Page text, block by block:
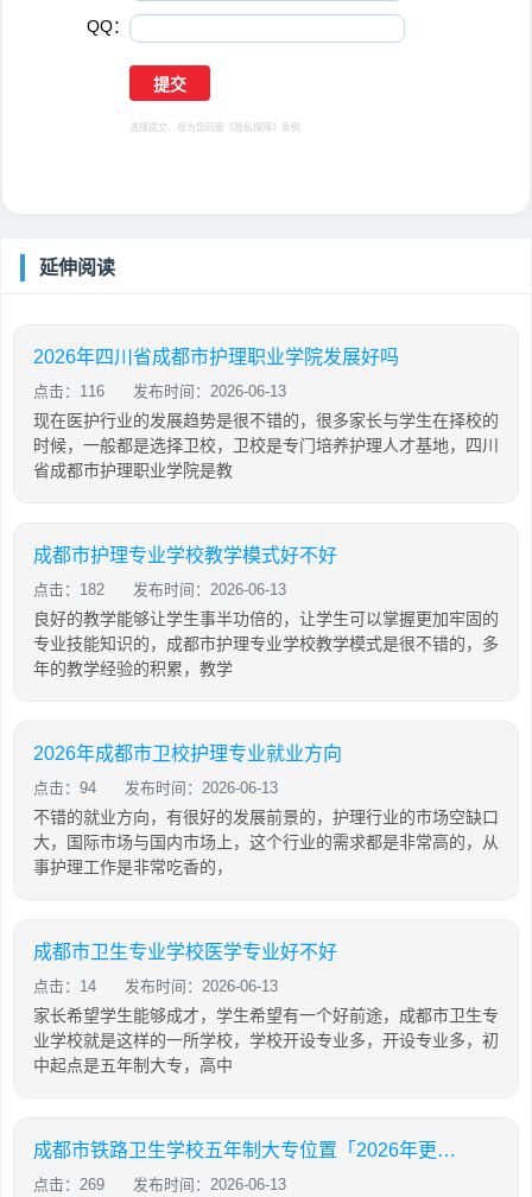
QQ：
选择提交，视为您同意 《隐私保障》 条例
延伸阅读
2026年四川省成都市护理职业学院发展好吗
点击：116 发布时间：2026-06-13
现在医护行业的发展趋势是很不错的，很多家长与学生在择校的
时候，一般都是选择卫校，卫校是专门培养护理人才基地，四川
省成都市护理职业学院是教
成都市护理专业学校教学模式好不好
点击：182 发布时间：2026-06-13
良好的教学能够让学生事半功倍的，让学生可以掌握更加牢固的
专业技能知识的，成都市护理专业学校教学模式是很不错的，多
年的教学经验的积累，教学
2026年成都市卫校护理专业就业方向
点击：94 发布时间：2026-06-13
不错的就业方向，有很好的发展前景的，护理行业的市场空缺口
大，国际市场与国内市场上，这个行业的需求都是非常高的，从
事护理工作是非常吃香的，
成都市卫生专业学校医学专业好不好
点击：14 发布时间：2026-06-13
家长希望学生能够成才，学生希望有一个好前途，成都市卫生专
业学校就是这样的一所学校，学校开设专业多，开设专业多，初
中起点是五年制大专，高中
成都市铁路卫生学校五年制大专位置「2026年更新」
点击：269 发布时间：2026-06-13